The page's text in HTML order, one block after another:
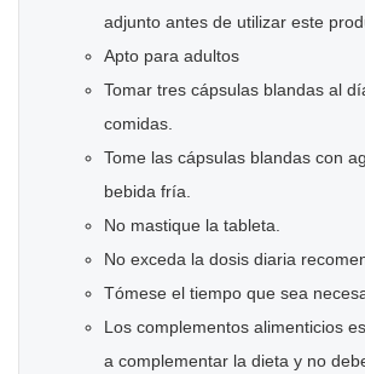
adjunto antes de utilizar este
Apto para adultos
Tomar tres cápsulas blandas al
comidas.
Tome las cápsulas blandas con
bebida fría.
No mastique la tableta.
No exceda la dosis diaria
Tómese el tiempo que sea
Los complementos alimenticios
a complementar la dieta y no